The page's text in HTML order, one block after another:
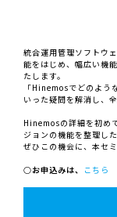
統合運用管理ソフトウ
能をはじめ、幅広い機
たします。
「Hinemosでどのよう
いった疑問を解消し、
Hinemosの詳細を初め
ジョンの機能を整理し
ぜひこの機会に、本セ
○お申込みは、 こちら